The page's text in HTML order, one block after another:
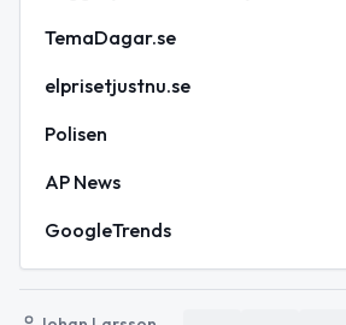
TemaDagar.se
elprisetjustnu.se
Polisen
AP News
GoogleTrends